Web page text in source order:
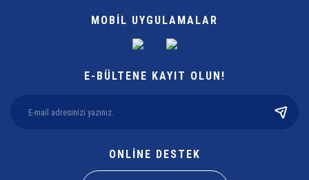
MOBİL UYGULAMALAR
E-BÜLTENE KAYIT OLUN!
ONLİNE DESTEK